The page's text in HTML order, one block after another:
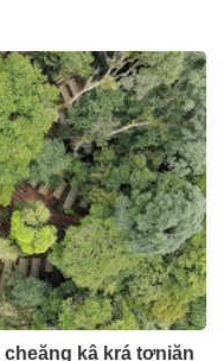
kâ krá tơniăn